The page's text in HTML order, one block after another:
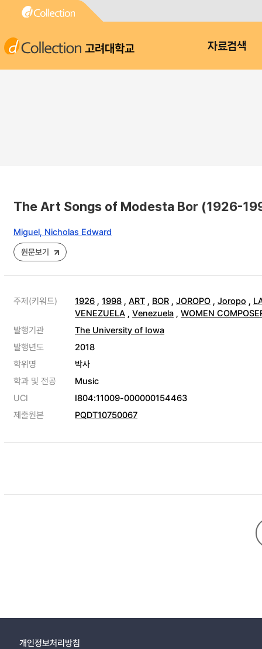
고려대학교 자료검색
The Art Songs of Modesta Bor (1926-
Miguel, Nicholas Edward
원문보기
주제(키워드) 1926 , 1998 , ART , BOR , JOROPO , Joropo ,
VENEZUELA , Venezuela , WOMEN
발행기관
The University of Iowa
발행년도
2018
학위명
박사
학과 및 전공
Music
UCI
I804:11009-000000154463
제출원본
PQDT10750067
개인정보처리방침